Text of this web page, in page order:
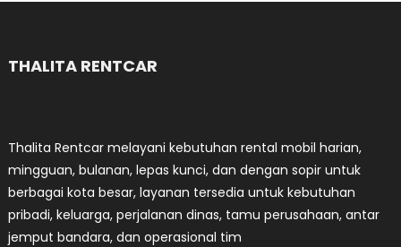
THALITA RENTCAR
Thalita Rentcar melayani kebutuhan rental mobil harian,
mingguan, bulanan, lepas kunci, dan dengan sopir untuk
berbagai kota besar, layanan tersedia untuk kebutuhan
pribadi, keluarga, perjalanan dinas, tamu perusahaan, antar
jemput bandara, dan operasional tim